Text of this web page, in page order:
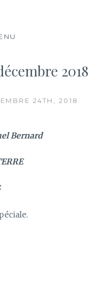
2018
24TH, 2018
Bernard